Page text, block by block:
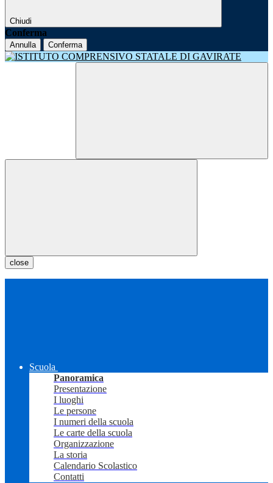
Chiudi
Conferma
Annulla Conferma
close
Scuola
Panoramica
Presentazione
I luoghi
Le persone
I numeri della scuola
Le carte della scuola
Organizzazione
La storia
Calendario Scolastico
Contatti